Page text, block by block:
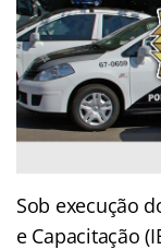
Sob execução
e Capacitação